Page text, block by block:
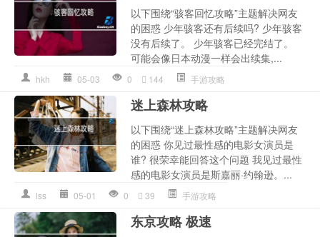
以下围绕“骇客回忆攻略”主题解决网友
的困惑 少年骇客还有后续吗? 少年骇客
没有后续了。 少年骇客已经完结了。
可能会像日本动漫一样会出续集,...
hkh 05-03 0 144 手游攻略
迷上森林攻略
以下围绕“迷上森林攻略”主题解决网友
的困惑 你见过最性感的电影女演员是
谁? 很荣幸能回答这个问题 我见过最性
感的电影女演员是斯嘉丽·约翰逊。...
lss 05-01 0 39 手游攻略
东京攻略 极速